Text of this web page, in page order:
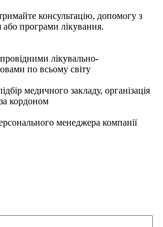
консультацію, допомогу з
або програми лікування.
лікувально-
по всьому світу
медичного закладу, організація
кордоном
менеджера компанії